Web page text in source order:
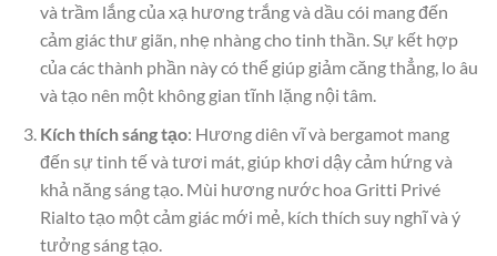
và trầm lắng của xạ hương trắng và dầu cói mang đến
cảm giác thư giãn, nhẹ nhàng cho tinh thần. Sự kết hợp
của các thành phần này có thể giúp giảm căng thẳng, lo âu
và tạo nên một không gian tĩnh lặng nội tâm.
Kích thích sáng tạo: Hương diên vĩ và bergamot mang
đến sự tinh tế và tươi mát, giúp khơi dậy cảm hứng và
khả năng sáng tạo. Mùi hương nước hoa Gritti Privé
Rialto tạo một cảm giác mới mẻ, kích thích suy nghĩ và ý
tưởng sáng tạo.